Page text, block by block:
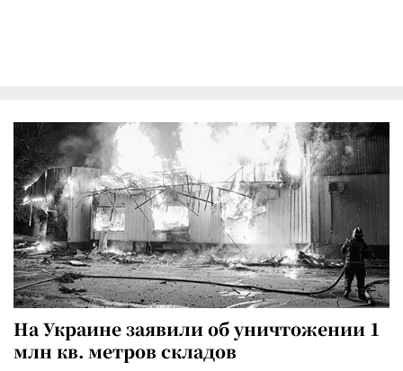
На Украине заявили об уничтожении 1
млн кв. метров складов